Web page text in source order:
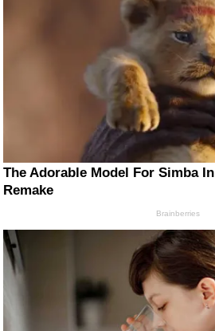
The Adorable Model For Simba
Remake
Brainberries